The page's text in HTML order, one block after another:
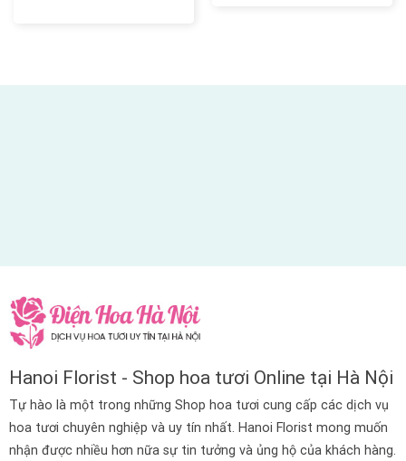
Hanoi Florist - Shop hoa tươi Online tại Hà Nội
Tự hào là một trong những Shop hoa tươi cung cấp các dịch vụ
hoa tươi chuyên nghiệp và uy tín nhất. Hanoi Florist mong muốn
nhận được nhiều hơn nữa sự tin tưởng và ủng hộ của khách hàng.